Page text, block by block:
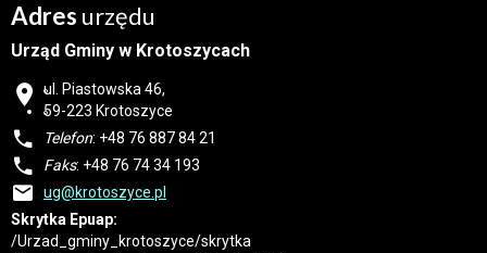
Adres urzędu
Urząd Gminy w Krotoszycach
ul. Piastowska 46,
59-223 Krotoszyce
Telefon: +48 76 887 84 21
Faks: +48 76 74 34 193
ug@krotoszyce.pl
Skrytka Epuap:
/Urzad_gminy_krotoszyce/skrytka